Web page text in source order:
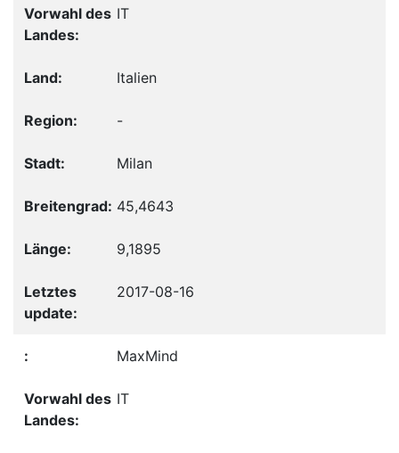
IT
Italien
-
Milan
45,4643
9,1895
2017-08-16
MaxMind
IT